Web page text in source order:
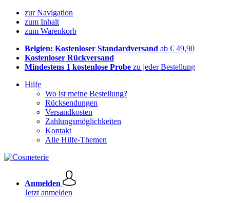
zur Navigation
zum Inhalt
zum Warenkorb
Belgien: Kostenloser Standardversand ab € 49,90
Kostenloser Rückversand
Mindestens 1 kostenlose Probe zu jeder Bestellung
Hilfe
Wo ist meine Bestellung?
Rücksendungen
Versandkosten
Zahlungsmöglichkeiten
Kontakt
Alle Hilfe-Themen
Anmelden
Jetzt anmelden